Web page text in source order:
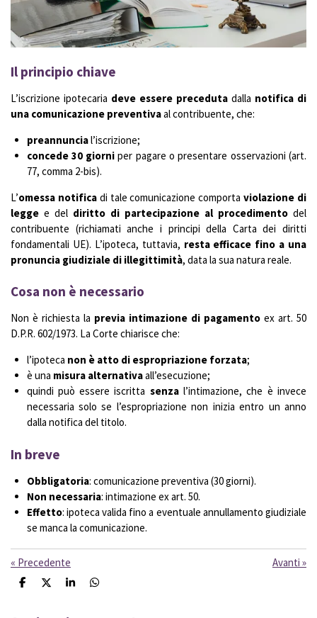
Il principio chiave
L’iscrizione ipotecaria deve essere preceduta dalla notifica di
una comunicazione preventivaal contribuente, che:
preannuncial’iscrizione;
concede 30 giorni per pagare o presentare osservazioni (art.
77, comma 2-bis).
L’omessa notificadi tale comunicazione comportaviolazione di
legge e del diritto di partecipazione al procedimento del
contribuente (richiamati anche i principi della Carta dei diritti
fondamentali UE). L’ipoteca, tuttavia, resta efficace fino a una
pronuncia giudiziale di illegittimità, data la sua natura reale.
Cosa non è necessario
Non è richiesta la previa intimazione di pagamento ex art. 50
D.P.R. 602/1973. La Corte chiarisce che:
l’ipoteca non è atto di espropriazione forzata;
è una misura alternativaall’esecuzione;
quindi può essere iscritta senzal’intimazione, che è invece
necessaria solo se l’espropriazione non inizia entro un anno
dalla notifica del titolo.
In breve
Obbligatoria: comunicazione preventiva (30 giorni).
Non necessaria: intimazione ex art. 50.
Effetto: ipoteca valida fino a eventuale annullamento giudiziale
se manca la comunicazione.
« Precedente Avanti »
C
C
C
C